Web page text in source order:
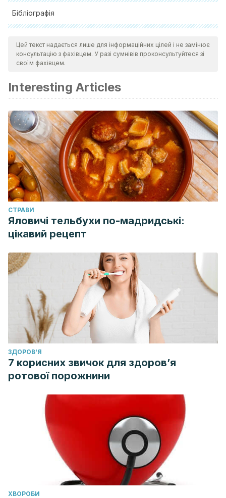
Бібліографія
Enfermedad celíaca y su patogenia. Revista Médica de
Chile n. 12. Disponible en:
script=sci_arttext&pid=S0034-98872009001200012
Цей текст надається лише для інформаційних цілей і не замінює
консультацію з фахівцем. У разі сумнівів проконсультуйтеся зі
своїм фахівцем.
Interesting Articles
CТРАВИ
Яловичі тельбухи по-мадридські:
цікавий рецепт
ЗДОРОВ'Я
7 корисних звичок для здоров’я
ротової порожнини
ХВОРОБИ